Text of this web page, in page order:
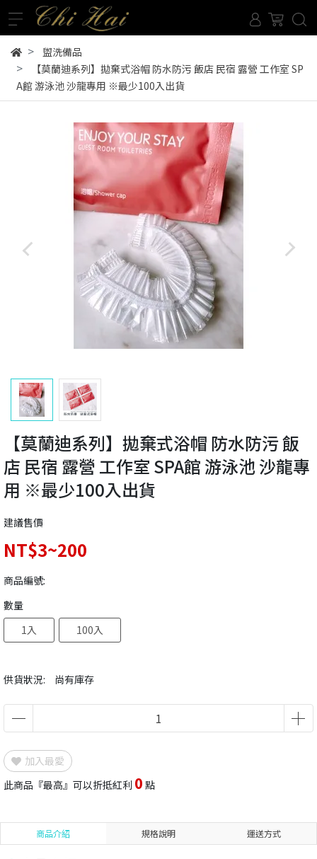
盥洗備品
【莫蘭迪系列】拋棄式浴帽 防水防污 飯店 民宿 露營 工作室 SP
A館 游泳池 沙龍專用 ※最少100入出貨
【莫蘭迪系列】拋棄式浴帽 防水防污 飯
店 民宿 露營 工作室 SPA館 游泳池 沙龍專
用 ※最少100入出貨
建議售價
NT$3~200
商品編號:
供貨狀況: 尚有庫存
數量
1入
100入
加入最愛
此商品『最高』可以折抵紅利 0 點
商品介紹 規格說明 運送方式